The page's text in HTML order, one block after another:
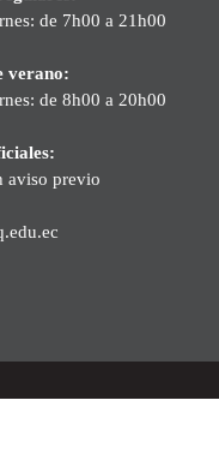
de 7h00 a 21h00
verano:
de 8h00 a 20h00
aviso previo